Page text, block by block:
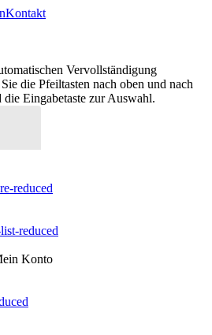
Kontakt
Vervollständigung
die Pfeiltasten nach oben und nach
Eingabetaste zur Auswahl.
Konto